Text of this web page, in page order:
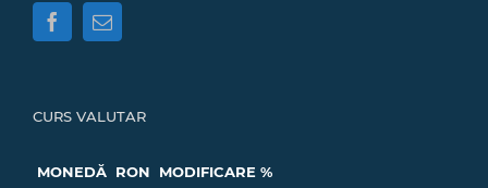
CURS VALUTAR
MONEDĂ RON
MODIFICARE %